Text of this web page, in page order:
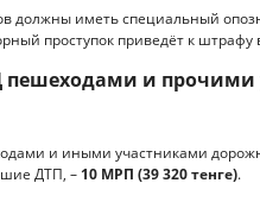
должны иметь специальный
проступок приведёт к штрафу
и
и иными участниками
ДТП, – 10 МРП (39 320 тенге).